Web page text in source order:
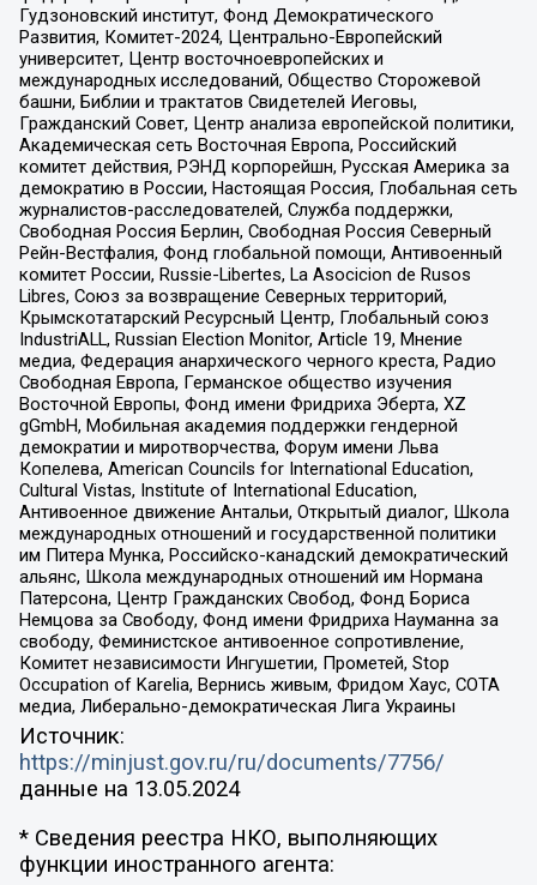
Гудзоновский институт, Фонд Демократического
Развития, Комитет-2024, Центрально-Европейский
университет, Центр восточноевропейских и
международных исследований, Общество Сторожевой
башни, Библии и трактатов Свидетелей Иеговы,
Гражданский Совет, Центр анализа европейской политики,
Академическая сеть Восточная Европа, Российский
комитет действия, РЭНД корпорейшн, Русская Америка за
демократию в России, Настоящая Россия, Глобальная сеть
журналистов-расследователей, Служба поддержки,
Свободная Россия Берлин, Свободная Россия Северный
Рейн-Вестфалия, Фонд глобальной помощи, Антивоенный
комитет России, Russie-Libertes, La Asocicion de Rusos
Libres, Союз за возвращение Северных территорий,
Крымскотатарский Ресурсный Центр, Глобальный союз
IndustriALL, Russian Election Monitor, Article 19, Мнение
медиа, Федерация анархического черного креста, Радио
Свободная Европа, Германское общество изучения
Восточной Европы, Фонд имени Фридриха Эберта, XZ
gGmbH, Мобильная академия поддержки гендерной
демократии и миротворчества, Форум имени Льва
Копелева, American Councils for International Education,
Cultural Vistas, Institute of International Education,
Антивоенное движение Антальи, Открытый диалог, Школа
международных отношений и государственной политики
им Питера Мунка, Российско-канадский демократический
альянс, Школа международных отношений им Нормана
Патерсона, Центр Гражданских Свобод, Фонд Бориса
Немцова за Свободу, Фонд имени Фридриха Науманна за
свободу, Феминистское антивоенное сопротивление,
Комитет независимости Ингушетии, Прометей, Stop
Occupation of Karelia, Вернись живым, Фридом Хаус, СОТА
медиа, Либерально-демократическая Лига Украины
Источник:
https://minjust.gov.ru/ru/documents/7756/
данные на 13.05.2024
* Сведения реестра НКО, выполняющих
функции иностранного агента: